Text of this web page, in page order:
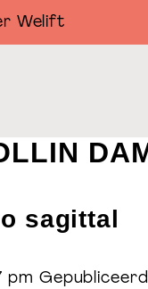
Welift
sagittal
pm